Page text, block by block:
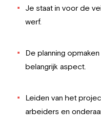
Je staat in voor de
werf.
De planning
belangrijk aspect.
Leiden van het
arbeiders en